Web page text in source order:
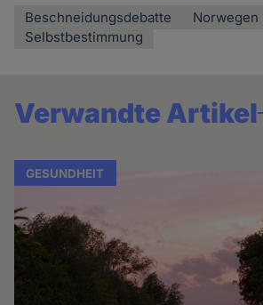
Beschneidungsdebatte Norwegen
Selbstbestimmung
Verwandte Artikel
GESUNDHEIT